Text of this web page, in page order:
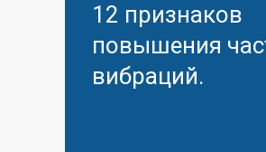
12 признаков
повышения
вибраций.